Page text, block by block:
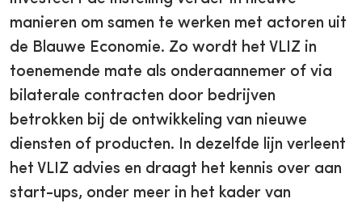
manieren om samen te werken met actoren uit
de Blauwe Economie. Zo wordt het VLIZ in
toenemende mate als onderaannemer of via
bilaterale contracten door bedrijven
betrokken bij de ontwikkeling van nieuwe
diensten of producten. In dezelfde lijn verleent
het VLIZ advies en draagt het kennis over aan
start-ups, onder meer in het kader van